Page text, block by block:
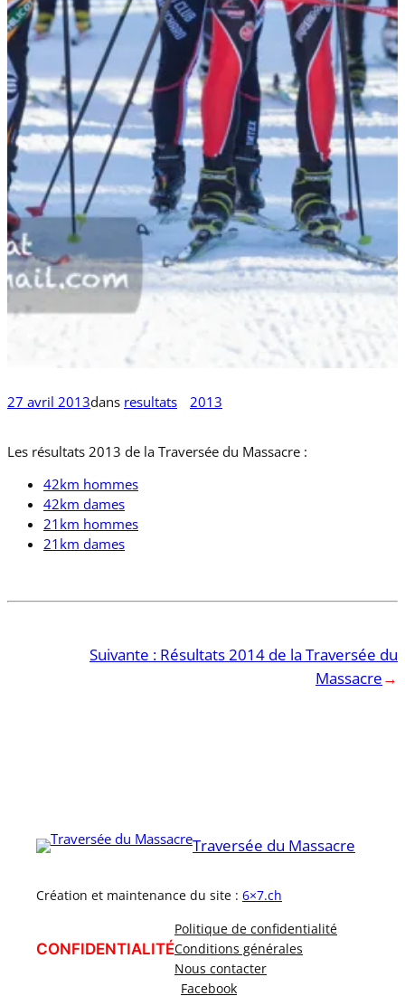
27 avril 2013dans resultats 2013
Les résultats 2013 de la Traversée du Massacre :
42km hommes
42km dames
21km hommes
21km dames
Suivante : Résultats 2014 de la Traversée du
Massacre→
Traversée du Massacre
Création et maintenance du site : 6×7.ch
CONFIDENTIALITÉ
Politique de confidentialité
Conditions générales
Nous contacter
Facebook